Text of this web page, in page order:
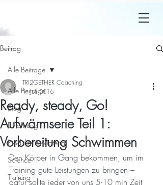
Beitrag
Alle Beiträge
Blog
Ernährung
Produkte & Material
Science
Training
Alle Beiträge
Ready, steady, Go!
Aufwärmserie Teil 1:
Vorbereitung Schwimmen
TRI2GETHER Coaching
1. Juli 2016
Den Körper in Gang bekommen, um im
Training gute Leistungen zu bringen –
dafür sollte jeder von uns 5-10 min Zeit